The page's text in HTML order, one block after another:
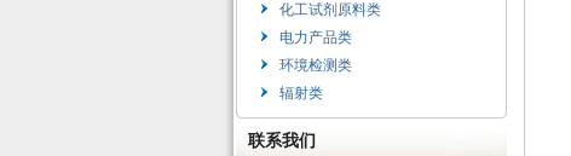
化工试剂原料类
电力产品类
环境检测类
辐射类
联系我们